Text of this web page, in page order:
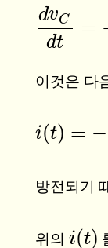
dvC
dt
=
dvCd =− 1
이것은 다
i(t) = −
i(t)= −CvC
방전되기
위의 i(t)
i(t)